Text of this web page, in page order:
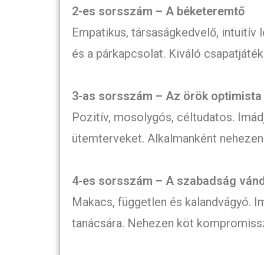
2-es sorsszám – A béketeremtő
Empatikus, társaságkedvelő,
és a párkapcsolat. Kiváló
3-as sorsszám – Az örök optimista
Pozitív, mosolygós, céltudatos.
ütemterveket. Alkalmanként
4-es sorsszám – A szabadság
Makacs, független és kalandvágyó.
tanácsára. Nehezen köt